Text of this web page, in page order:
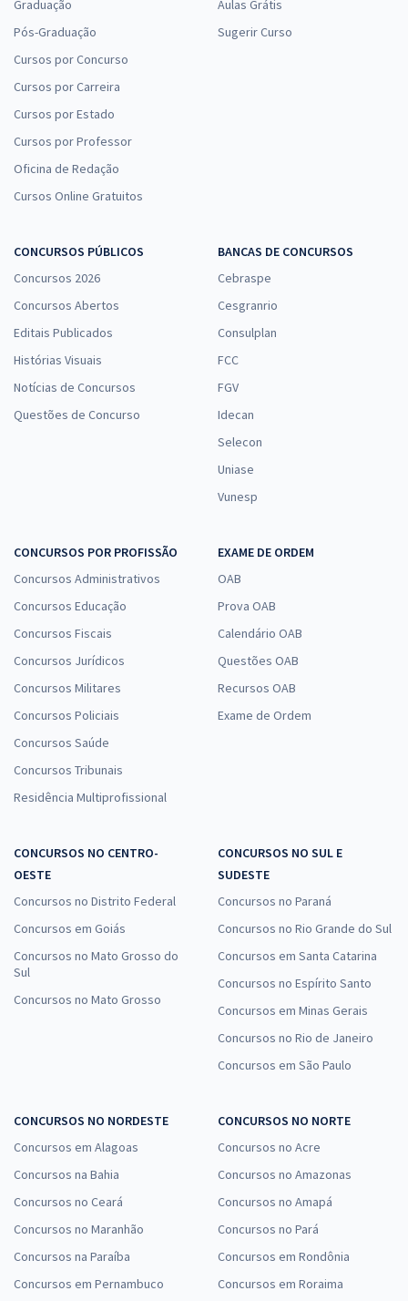
Graduação
Pós-Graduação
Cursos por Concurso
Cursos por Carreira
Cursos por Estado
Cursos por Professor
Oficina de Redação
Cursos Online Gratuitos
Aulas Grátis
Sugerir Curso
CONCURSOS PÚBLICOS
Concursos 2026
Concursos Abertos
Editais Publicados
Histórias Visuais
Notícias de Concursos
Questões de Concurso
BANCAS DE CONCURSOS
Cebraspe
Cesgranrio
Consulplan
FCC
FGV
Idecan
Selecon
Uniase
Vunesp
CONCURSOS POR PROFISSÃO
Concursos Administrativos
Concursos Educação
Concursos Fiscais
Concursos Jurídicos
Concursos Militares
Concursos Policiais
Concursos Saúde
Concursos Tribunais
Residência Multiprofissional
EXAME DE ORDEM
OAB
Prova OAB
Calendário OAB
Questões OAB
Recursos OAB
Exame de Ordem
CONCURSOS NO CENTRO-
OESTE
Concursos no Distrito Federal
Concursos em Goiás
Concursos no Mato Grosso do
Sul
Concursos no Mato Grosso
CONCURSOS NO SUL E
SUDESTE
Concursos no Paraná
Concursos no Rio Grande do Sul
Concursos em Santa Catarina
Concursos no Espírito Santo
Concursos em Minas Gerais
Concursos no Rio de Janeiro
Concursos em São Paulo
CONCURSOS NO NORDESTE
Concursos em Alagoas
Concursos na Bahia
Concursos no Ceará
Concursos no Maranhão
Concursos na Paraíba
Concursos em Pernambuco
CONCURSOS NO NORTE
Concursos no Acre
Concursos no Amazonas
Concursos no Amapá
Concursos no Pará
Concursos em Rondônia
Concursos em Roraima